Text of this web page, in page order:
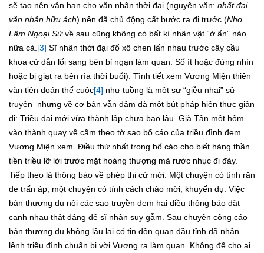
sẽ tạo nên vận hạn cho văn nhân thời đại (nguyên văn: nhất đại
văn nhân hữu ách) nên đã chủ động cất bước ra đi trước (Nho
Lâm Ngoại Sửvề sau cũng không có bất kì nhân vật “ở ẩn” nào
nữa cả. [3] Sĩ nhân thời đại đổ xô chen lấn nhau trước cây cầu
khoa cử dẫn lối sang bên bỉ ngạn làm quan. Số ít hoặc đứng nhìn
hoặc bị giạt ra bên rìa thời buổi). Tình tiết xem Vương Miện thiên
văn tiên đoán thế cuộc[4] như tuồng là một sự “giễu nhại” sử
truyện nhưng về cơ bản vẫn đậm đà một bút pháp hiện thực giản
dị: Triều đại mới vừa thành lập chưa bao lâu. Già Tần một hôm
vào thành quay về cầm theo tờ sao bố cáo của triều đình đem
Vương Miện xem. Điều thứ nhất trong bố cáo cho biết hàng thần
tiền triều lỡ lời trước mặt hoàng thượng mà rước nhục đi đày.
Tiếp theo là thông báo về phép thi cử mới. Một chuyện có tính răn
đe trấn áp, một chuyện có tính cách chào mời, khuyến dụ. Việc
bản thượng dụ nội các sao truyền đem hai điều thông báo đặt
cạnh nhau thật đáng để sĩ nhân suy gẫm. Sau chuyện công cáo
bản thượng dụ không lâu lại có tin đồn quan đầu tỉnh đã nhận
lệnh triều đình chuẩn bị vời Vương ra làm quan. Không để cho ai